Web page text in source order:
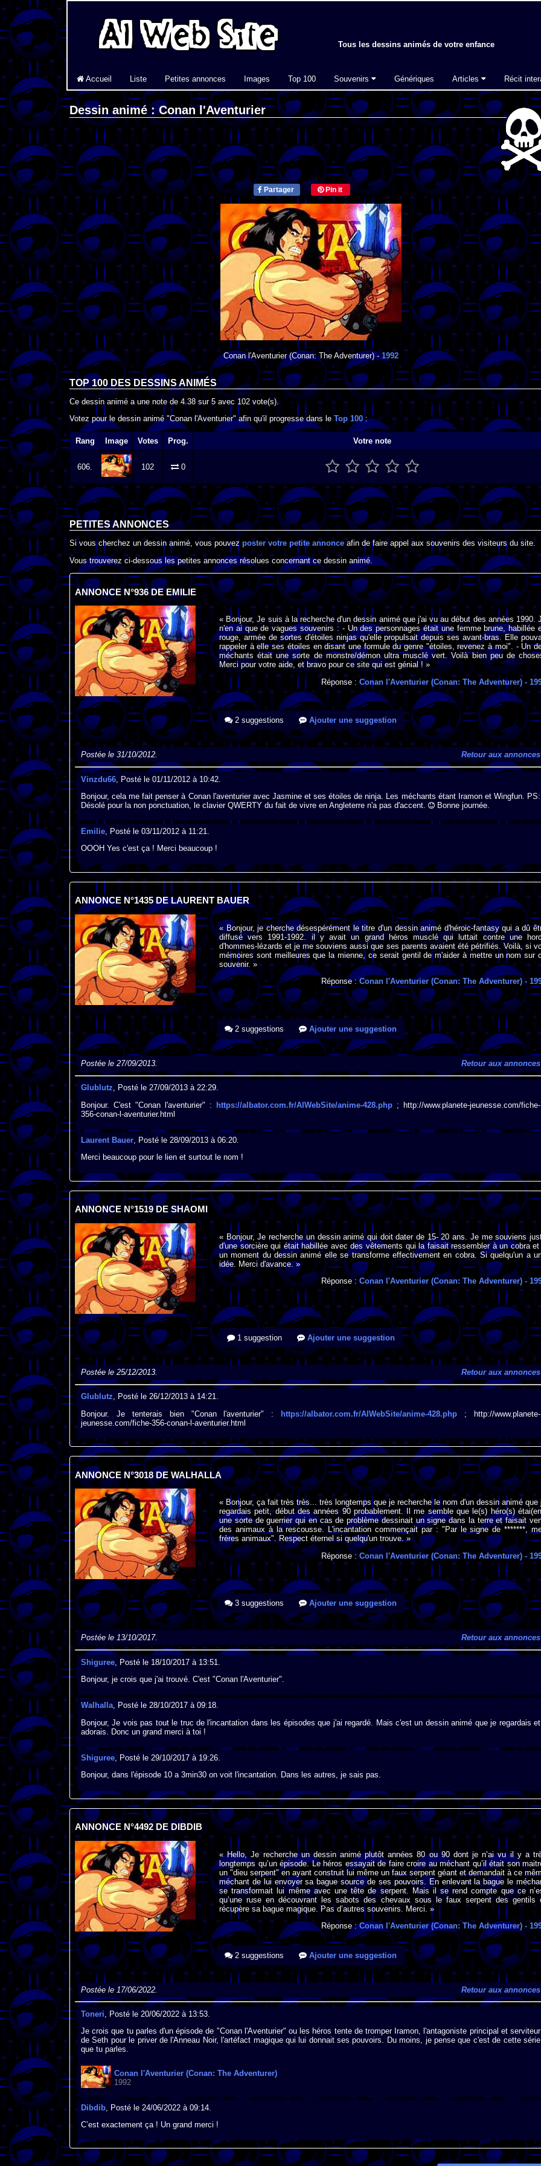
Tous les dessins animés de votre enfance
Accueil Liste Petites annonces Images Top 100 Souvenirs Génériques Articles Récit
Dessin animé : Conan l'Aventurier
Partager Pin it
Conan l'Aventurier(Conan: The Adventurer) -1992
TOP 100 DESDESSINS ANIMÉS
Ce dessin animé a une note de 4.38 sur5 avec 102vote(s).
Votez pour le dessin animé "Conan l'Aventurier" afin qu'il progresse dans leTop 100:
Rang Image Votes Prog. Votre note
606. 102 0
PETITES ANNONCES
Si vous cherchez un dessin animé, vous pouvez poster votre petite annonce afin de faire appel aux souvenirs des visiteurs du site.
Vous trouverez ci-dessous les petites annonces résolues concernant ce dessin animé.
ANNONCE N°936 DE EMILIE
« Bonjour, Je suis à la recherche d'un dessin animé que j'ai vu au début des années 1990.
n'en ai que de vagues souvenirs : - Un des personnages était une femme brune, habillée
rouge, armée de sortes d'étoiles ninjas qu'elle propulsait depuis ses avant-bras. Elle
rappeler à elle ses étoiles en disant une formule du genre "étoiles, revenez à moi". - Un
méchants était une sorte de monstre/démon ultra musclé vert. Voilà bien peu de
Merci pour votre aide, et bravo pour ce site qui est génial ! »
Réponse :Conan l'Aventurier (Conan: The Adventurer) -
2 suggestions Ajouter une suggestion
Postée le 31/10/2012. Retour aux annonces
Vinzdu66, Posté le 01/11/2012 à 10:42.
Bonjour, cela me fait penser à Conan l'aventurier avec Jasmine et ses étoiles de ninja. Les méchants étant Iramon et Wingfun. PS:
Désolé pour la non ponctuation, le clavier QWERTY du fait de vivre en Angleterre n'a pas d'accent.
Bonne journée.
Emilie, Posté le 03/11/2012 à 11:21.
OOOH Yes c'est ça ! Merci beaucoup !
ANNONCE N°1435 DE LAURENT BAUER
« Bonjour, je cherche désespérément le titre d'un dessin animé d'héroic-fantasy qui a dû
diffusé vers 1991-1992. il y avait un grand héros musclé qui luttait contre une
d'hommes-lézards et je me souviens aussi que ses parents avaient été pétrifiés. Voilà, si
mémoires sont meilleures que la mienne, ce serait gentil de m'aider à mettre un nom sur
souvenir. »
Réponse :Conan l'Aventurier (Conan: The Adventurer)-
2 suggestions Ajouter une suggestion
Postée le 27/09/2013. Retour aux annonces
Glublutz, Posté le 27/09/2013 à 22:29.
Bonjour. C'est "Conan l'aventurier" : https://albator.com.fr/AlWebSite/anime-428.php ; http://www.planete-jeunesse.com/fiche-
356-conan-l-aventurier.html
Laurent Bauer, Posté le 28/09/2013 à 06:20.
Merci beaucoup pour le lien et surtout le nom !
ANNONCE N°1519 DE SHAOMI
« Bonjour, Je recherche un dessin animé qui doit dater de 15- 20 ans. Je me souviens
d'une sorcière qui était habillée avec des vêtements qui la faisait ressembler à un cobra
un moment du dessin animé elle se transforme effectivement en cobra. Si quelqu'un a
idée. Merci d'avance. »
Réponse :Conan l'Aventurier (Conan: The Adventurer)-
1 suggestion Ajouter une suggestion
Postée le 25/12/2013. Retour aux annonces
Glublutz, Posté le 26/12/2013 à 14:21.
Bonjour. Je tenterais bien "Conan l'aventurier" : https://albator.com.fr/AlWebSite/anime-428.php ; http://www.planete-
jeunesse.com/fiche-356-conan-l-aventurier.html
ANNONCE N°3018 DE WALHALLA
« Bonjour, ça fait très très... très longtemps que je recherche le nom d'un dessin animé que
regardais petit, début des années 90 probablement. Il me semble que le(s) héro(s)
une sorte de guerrier qui en cas de problème dessinait un signe dans la terre et faisait
des animaux à la rescousse. L'incantation commençait par : "Par le signe de *******,
frères animaux". Respect éternel si quelqu'un trouve. »
Réponse :Conan l'Aventurier (Conan: The Adventurer) -
3 suggestions Ajouter une suggestion
Postée le 13/10/2017. Retour aux annonces
Shiguree, Posté le 18/10/2017 à 13:51.
Bonjour, je crois que j'ai trouvé. C'est "Conan l'Aventurier".
Walhalla, Posté le 28/10/2017 à 09:18.
Bonjour, Je vois pas tout le truc de l'incantation dans les épisodes que j'ai regardé. Mais c'est un dessin animé que je regardais et
adorais. Donc un grand merci à toi !
Shiguree, Posté le 29/10/2017 à 19:26.
Bonjour, dans l'épisode 10 a 3min30 on voit l'incantation. Dans les autres, je sais pas.
ANNONCE N°4492 DE DIBDIB
« Hello, Je recherche un dessin animé plutôt années 80 ou 90 dont je n’ai vu il y a
longtemps qu’un épisode. Le héros essayait de faire croire au méchant qu’il était son
un "dieu serpent" en ayant construit lui même un faux serpent géant et demandait à ce
méchant de lui envoyer sa bague source de ses pouvoirs. En enlevant la bague le
se transformait lui même avec une tête de serpent. Mais il se rend compte que ce
qu’une ruse en découvrant les sabots des chevaux sous le faux serpent des gentils
récupère sa bague magique. Pas d’autres souvenirs. Merci. »
Réponse :Conan l'Aventurier (Conan: The Adventurer) -
2 suggestions Ajouter une suggestion
Postée le 17/06/2022. Retour aux annonces
Toneri, Posté le 20/06/2022 à 13:53.
Je crois que tu parles d'un épisode de "Conan l'Aventurier" ou les héros tente de tromper Iramon, l'antagoniste principal et serviteur
de Seth pour le priver de l'Anneau Noir, l'artéfact magique qui lui donnait ses pouvoirs. Du moins, je pense que c'est de cette série
que tu parles.
Conan l'Aventurier (Conan: The Adventurer)
1992
Dibdib, Posté le 24/06/2022 à 09:14.
C’est exactement ça ! Un grand merci !